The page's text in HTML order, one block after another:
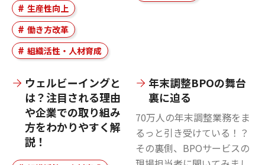
生産性向上
働き方改革
組織活性・人材育成
ウェルビーイングと
は？注目される理由
や企業での取り組み
方をわかりやすく解
説！
年末調整BPOの舞台
裏に迫る
70万人の年末調整業務をま
るっと引き受けている！？
その裏側、BPOサービスの